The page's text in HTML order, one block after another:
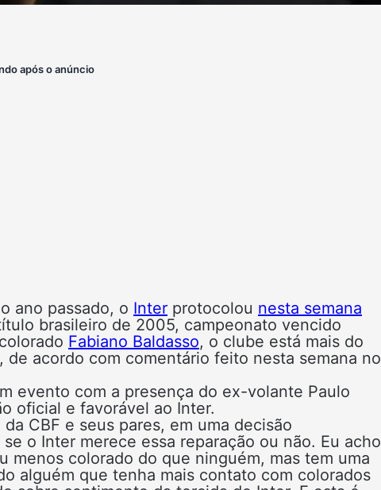
após o anúncio
ano passado, o Inter protocolou nesta semana
brasileiro de 2005, campeonato vencido
Fabiano Baldasso, o clube está mais do
acordo com comentário feito nesta semana no
evento com a presença do ex-volante Paulo
oficial e favorável ao Inter.
CBF e seus pares, em uma decisão
o Inter merece essa reparação ou não. Eu acho
menos colorado do que ninguém, mas tem uma
alguém que tenha mais contato com colorados